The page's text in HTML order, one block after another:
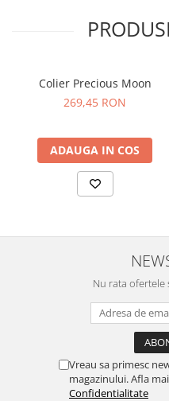
Colier Precious Moon
269,45 RON
ADAUGA IN COS
Nu rata
Vreau sa primesc
magazinului. Afla
Confidentialitate